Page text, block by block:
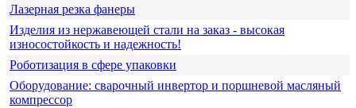
Лазерная резка фанеры
Изделия из нержавеющей стали на заказ - высокая
износостойкость и надежность!
Роботизация в сфере упаковки
Оборудование: сварочный инвертор и поршневой масляный
компрессор